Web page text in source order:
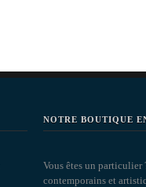
NOTRE BOUTIQUE
Vous êtes un
contemporains et